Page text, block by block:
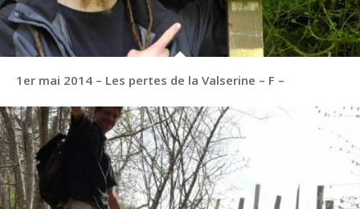
1er mai 2014 – Les pertes de la Valserine – F –